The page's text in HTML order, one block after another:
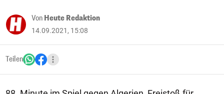
Von Heute Redaktion
14.09.2021, 15:08
Teilen